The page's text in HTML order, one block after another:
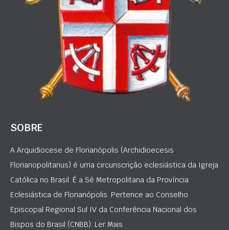
SOBRE
A Arquidiocese de Florianópolis (Archidioecesis
Florianopolitanus) é uma circunscrição eclesiástica da Igreja
Católica no Brasil. É a Sé Metropolitana da Província
Eclesiástica de Florianópolis. Pertence ao Conselho
Episcopal Regional Sul IV da Conferência Nacional dos
Bispos do Brasil (CNBB). Ler Mais